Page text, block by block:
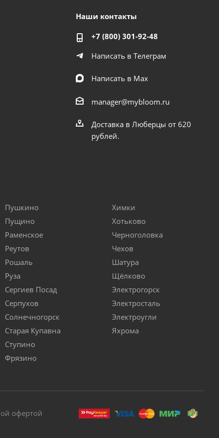
Наши контакты
+7 (800) 301-92-48
Написать в Телеграм
Написать в Мах
manager@mybloom.ru
Доставка в Люберцы от 620
рублей.
Пушкино
Пущино
Раменское
Реутов
Рошаль
Руза
Сергиев Посад
Серпухов
Солнечногорск
Старая Купавна
Ступино
Фрязино
Химки
Хотьково
Черноголовка
Чехов
Шатура
Щёлково
Электрогорск
Электросталь
Электроугли
Яхрома
офертой